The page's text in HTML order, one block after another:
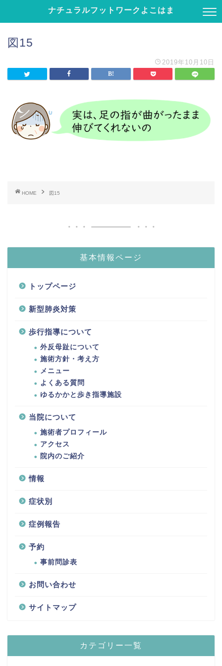
ナチュラルフットワークよこはま
図15
2019年10月10日
HOME 図15
基本情報ページ
トップページ
新型肺炎対策
歩行指導について
外反母趾について
施術方針・考え方
メニュー
よくある質問
ゆるかかと歩き指導施設
当院について
施術者プロフィール
アクセス
院内のご紹介
情報
症状別
症例報告
予約
事前問診表
お問い合わせ
サイトマップ
カテゴリー一覧